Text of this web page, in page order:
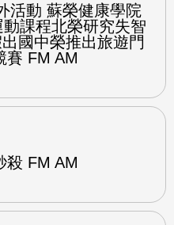
活動 蘇榮健康學院
課程北榮研究失智
國中榮推出旅遊門
賽 FM AM
殺 FM AM